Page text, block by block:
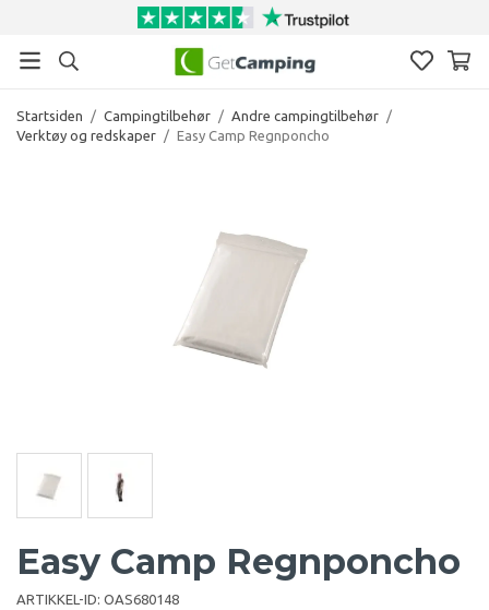
Startsiden / Campingtilbehør / Andre campingtilbehør /
Verktøy og redskaper / Easy Camp Regnponcho
Easy Camp Regnponcho
ARTIKKEL-ID: OAS680148